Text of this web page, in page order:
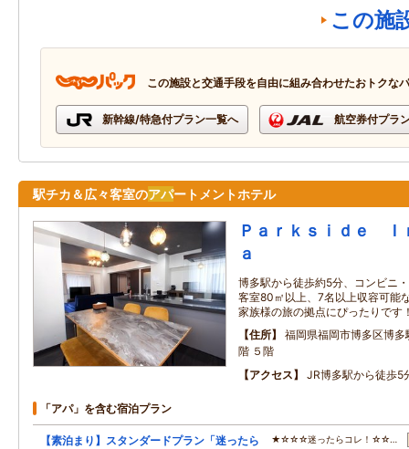
この施
この施設と交通手段を自由に組み合わせたおトクな
新幹線/特急付プラン一覧へ 航空券付プラ
駅チカ＆広々客室のアパートメントホテル
Ｐａｒｋｓｉｄｅ
ａ
博多駅から徒歩約5分、コンビニ
客室80㎡以上、7名以上収容可能
家族様の旅の拠点にぴったりです
住所
福岡県福岡市博多区博
階 ５階
アクセス
JR博多駅から徒歩5
「アパ」を含む宿泊プラン
【素泊まり】スタンダードプラン「迷ったら
★☆☆☆迷ったらコレ！☆☆…